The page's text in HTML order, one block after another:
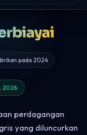
pada 2024
2026
perdagangan
yang diluncurkan